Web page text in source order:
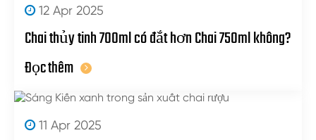
12 Apr 2025
Chai thủy tinh 700ml có đắt hơn Chai 750ml không?
Đọc thêm
11 Apr 2025